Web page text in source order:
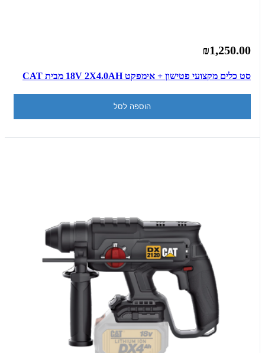
₪1,250.00
סט כלים מקצועי פטישון + אימפקט 18V 2X4.0AH מבית CAT
הוספה לסל